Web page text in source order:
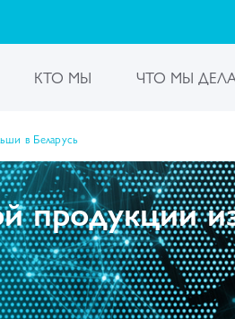
КТО МЫ ЧТО МЫ
в Беларусь
продукции